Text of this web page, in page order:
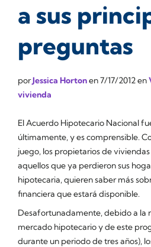
a sus
preguntas
porJessica Hortonen7/17/2012en
vivienda
El Acuerdo Hipotecario Nacional
últimamente, y es comprensible.
juego, los propietarios de
aquellos que ya perdieron sus
hipotecaria, quieren saber más
financiera que estará disponible.
Desafortunadamente, debido a la
mercado hipotecario y de este
durante un periodo de tres años),